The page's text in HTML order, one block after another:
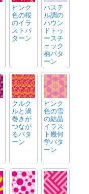
ピンク
色の桜
のイラ
ストパ
ターン
パステ
ル調の
ハウン
ドトゥ
ースチ
ェック
柄パタ
ーン
クルク
ルと渦
巻きが
つなが
るパタ
ーン
ピンク
色の雪
の結晶
イラス
ト幾何
学パタ
ーン